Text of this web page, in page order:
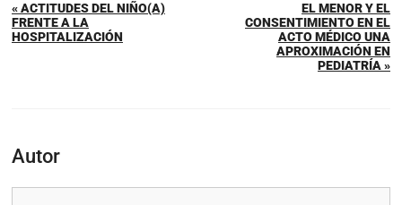
« ACTITUDES DEL NIÑO(A)
FRENTE A LA
HOSPITALIZACIÓN
EL MENOR Y EL
CONSENTIMIENTO EN EL
ACTO MÉDICO UNA
APROXIMACIÓN EN
PEDIATRÍA »
Autor